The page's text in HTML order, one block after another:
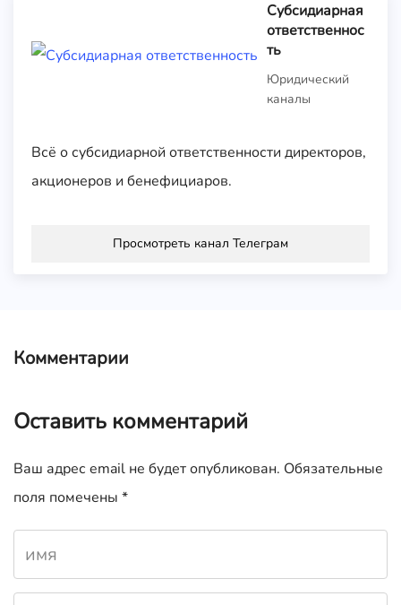
Субсидиарная
ответственнос
ть
Юридический
каналы
Всё о субсидиарной ответственности директоров,
акционеров и бенефициаров.
Просмотреть канал Телеграм
Комментарии
Оставить комментарий
Ваш адрес email не будет опубликован. Обязательные
поля помечены *